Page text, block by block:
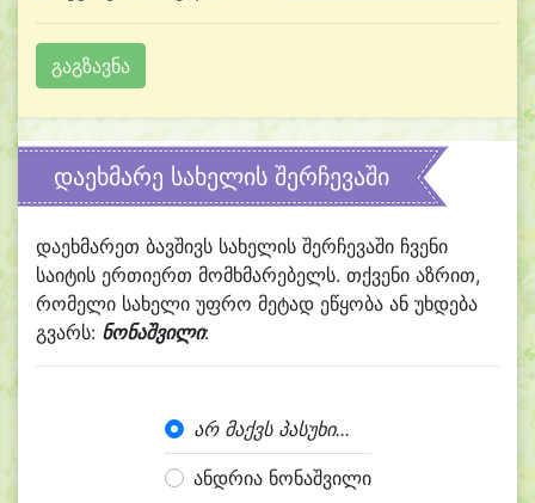
დაეხმარე სახელის შერჩევაში
დაეხმარეთ ბავშივს სახელის შერჩევაში ჩვენი
საიტის ერთიერთ მომხმარებელს. თქვენი აზრით,
რომელი სახელი უფრო მეტად ეწყობა ან უხდება
გვარს: ნონაშვილი:
არ მაქვს პასუხი...
ანდრია ნონაშვილი